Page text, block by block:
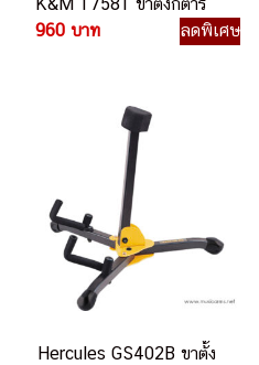
960 บาท
ลดพิเศษ
Hercules GS402B ขาตั้ง